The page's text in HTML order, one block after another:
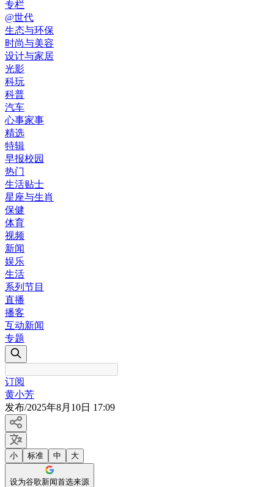
专栏
@世代
生态与环保
时尚与美容
设计与家居
光影
科玩
科普
汽车
心事家事
精选
特辑
早报校园
热门
生活贴士
星座与生肖
保健
体育
视频
新闻
娱乐
生活
系列节目
直播
播客
互动新闻
专题
订阅
黄小芳
发布/2025年8月10日 17:09
小 标准 中 大
设为谷歌新闻首选来源